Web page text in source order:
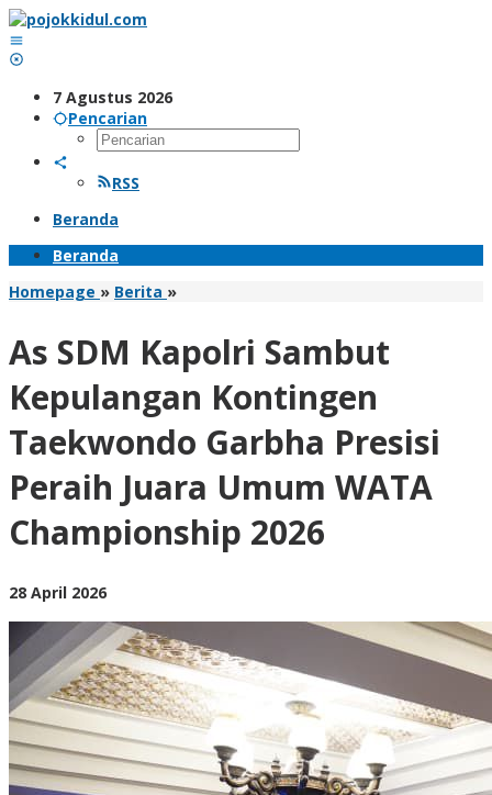
Lewati
ke
konten
7 Agustus 2026
Pencarian
RSS
Beranda
Beranda
Homepage » Berita »As
Sambut
Kepulangan
Kontingen
Taekwondo
Garbha
Presisi
Peraih
Juara
Umum
WATA
As SDM Kapolri Sambut
Kepulangan Kontingen
Taekwondo Garbha Presisi
Peraih Juara Umum WATA
Championship 2026
28 April 2026oleh